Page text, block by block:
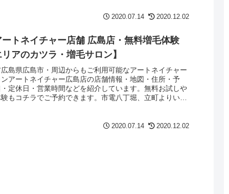
2020.07.14 2020.12.02
トネイチャー店舗 広島店・無料増毛体験
リアのカツラ・増毛サロン】
島県広島市・周辺からもご利用可能なアートネイチャー
アートネイチャー広島店の店舗情報・地図・住所・予
定休日・営業時間などを紹介しています。無料お試しや
もコチラでご予約できます。市電八丁堀、立町よりいず
2020.07.14 2020.12.02